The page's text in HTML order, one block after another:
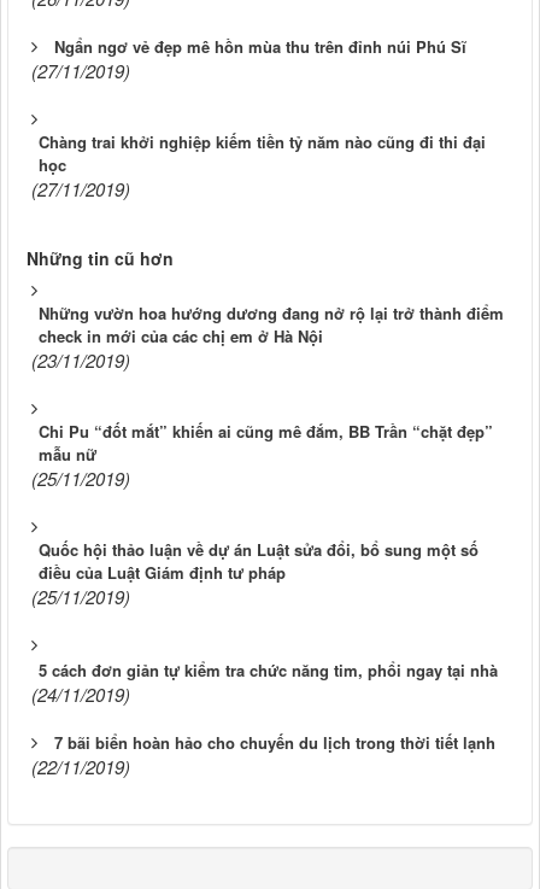
Ngẩn ngơ vẻ đẹp mê hồn mùa thu trên đỉnh núi Phú Sĩ
(27/11/2019)
Chàng trai khởi nghiệp kiếm tiền tỷ năm nào cũng đi thi đại
học
(27/11/2019)
Những tin cũ hơn
Những vườn hoa hướng dương đang nở rộ lại trở thành điểm
check in mới của các chị em ở Hà Nội
(23/11/2019)
Chi Pu “đốt mắt” khiến ai cũng mê đắm, BB Trần “chặt đẹp”
mẫu nữ
(25/11/2019)
Quốc hội thảo luận về dự án Luật sửa đổi, bổ sung một số
điều của Luật Giám định tư pháp
(25/11/2019)
5 cách đơn giản tự kiểm tra chức năng tim, phổi ngay tại nhà
(24/11/2019)
7 bãi biển hoàn hảo cho chuyến du lịch trong thời tiết lạnh
(22/11/2019)